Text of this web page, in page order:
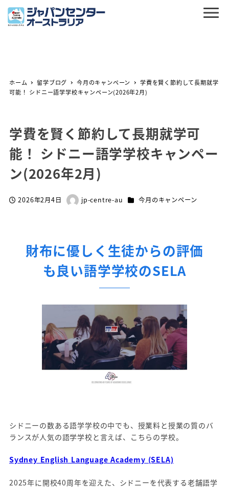
ホーム 留学ブログ 今月のキャンペーン
学費を賢く節約して長期就学
可能！ シドニー語学学校キャンペーン(2026年2月)
学費を賢く節約して長期就学可
能！ シドニー語学学校キャンペー
ン(2026年2月)
投稿日2026年2月4日
著
jp-centre-au カテゴリー
今月のキャンペーン
財布に優しく生徒からの評価
も良い語学学校のSELA
シドニーの数ある語学学校の中でも、授業料と授業の質のバ
ランスが人気の語学学校と言えば、こちらの学校。
Sydney English Language Academy (SELA)
2025年に開校40周年を迎えた、シドニーを代表する老舗語学